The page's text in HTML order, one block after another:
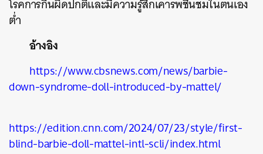
โรคการกินผิดปกติและมีความรู้สึกเคารพชื่นชมในตนเอง
ต่ำ
อ้างอิง
https://www.cbsnews.com/news/barbie-
down-syndrome-doll-introduced-by-mattel/
https://edition.cnn.com/2024/07/23/style/first-
blind-barbie-doll-mattel-intl-scli/index.html